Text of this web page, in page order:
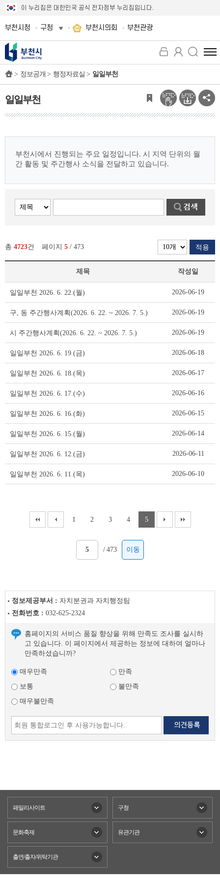
이 누리집은 대한민국 공식 전자정부 누리집입니다.
부천시청 구청 부천시의회 부천관광
전
체
뉴
보
기
> 정보공개 > 행정자료실 > 일일부천
일일부천
부천시에서 진행되는 주요 일정입니다. 시 지역 단위의 월
간 활동 및 주간행사 소식을 전달하고 있습니다.
총 4723건 페이지 5 / 473 적용
일
스
테
블
제목 작성일
일일부천 2026. 6. 22.(월) 2026-06-19
구, 동 주간행사계획(2026. 6. 22. ~ 2026. 7. 5.) 2026-06-19
시 주간행사계획(2026. 6. 22. ~ 2026. 7. 5.) 2026-06-19
일일부천 2026. 6. 19.(금) 2026-06-18
일일부천 2026. 6. 18.(목) 2026-06-17
일일부천 2026. 6. 17.(수) 2026-06-16
일일부천 2026. 6. 16.(화) 2026-06-15
일일부천 2026. 6. 15.(월) 2026-06-14
일일부천 2026. 6. 12.(금) 2026-06-11
일일부천 2026. 6. 11.(목) 2026-06-10
1 2 3 4 5
/ 473 이동
정보제공부서 : 자치분권과 자치행정팀
전화번호 : 032-625-2324
홈페이지의 서비스 품질 향상을 위해 만족도 조사를 실시하
고 있습니다. 이 페이지에서 제공하는 정보에 대하여 얼마나
만족하셨습니까?
매우만족
만족
보통
불만족
매우불만족
패밀리사이트 구청
문화축제 유관기관
출연/출자/위탁기관